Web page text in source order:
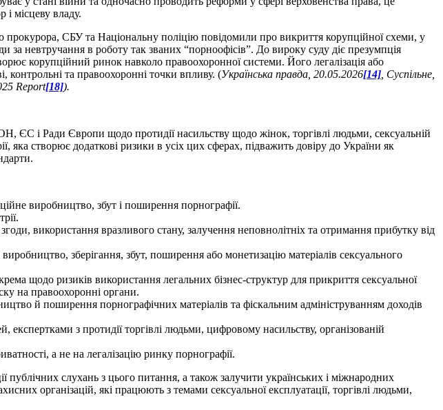
і місцеву владу.
СБУ та Національну поліцію повідомили про викриття корупційної схеми, у
за невтручання в роботу так званих “порноофісів”. До вироку суду діє презумпція
корупційний ринок навколо правоохоронної системи. Його легалізація або
контрольні та правоохоронні точки впливу. (Українська правда, 20.05.2026[14] , Суспільне,
Report[18]).
ЄС і Ради Європи щодо протидії насильству щодо жінок, торгівлі людьми, сексуальній
яка створює додаткові ризики в усіх цих сферах, підважить довіру до України як
виробництво, збут і поширення порнографії.
використання вразливого стану, залучення неповнолітніх та отримання прибутку від
зберігання, збут, поширення або монетизацію матеріалів сексуального
щодо ризиків використання легальних бізнес-структур для прикриття сексуальної
на правоохоронні органи.
й поширення порнографічних матеріалів та фіскальним адмініструванням доходів
експертками з протидії торгівлі людьми, цифровому насильству, організованій
а не на легалізацію ринку порнографії.
публічних слухань з цього питання, а також залучити українських і міжнародних
організацій, які працюють з темами сексуальної експлуатації, торгівлі людьми,